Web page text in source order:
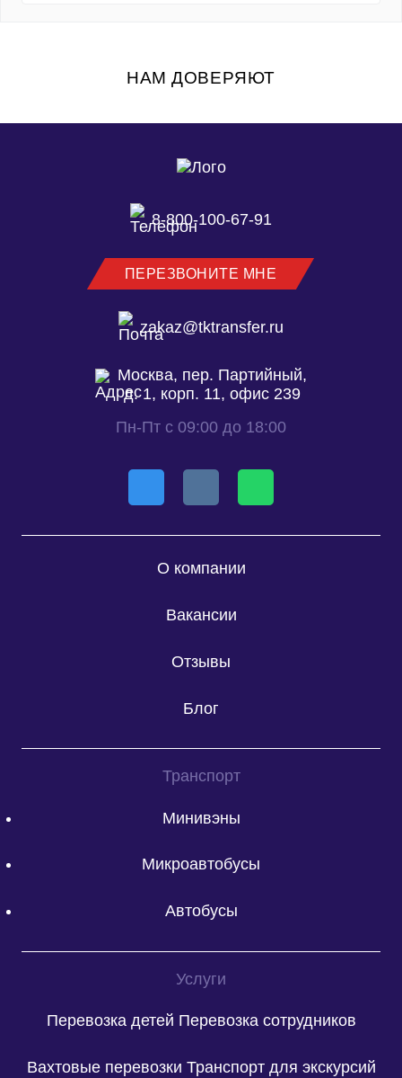
них: B2B-Center, Bidzaar, Фабрикант, OTC.ru и
НАМ ДОВЕРЯЮТ
8-800-100-67-91
ПЕРЕЗВОНИТЕ МНЕ
zakaz@tktransfer.ru
Москва, пер. Партийный,
д. 1, корп. 11, офис 239
Пн-Пт с 09:00 до 18:00
О компании
Вакансии
Отзывы
Блог
Транспорт
Минивэны
Микроавтобусы
Автобусы
Услуги
Перевозка детей Перевозка сотрудников
Вахтовые перевозки Транспорт для экскурсий